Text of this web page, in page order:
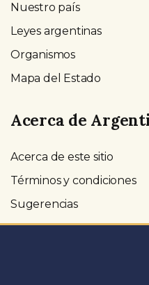
Nuestro país
Leyes argentinas
Organismos
Mapa del Estado
Acerca de
Acerca de este sitio
Términos y condiciones
Sugerencias